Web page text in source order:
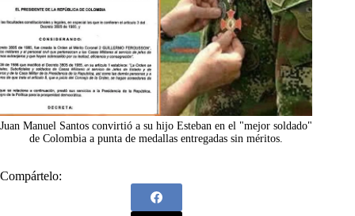
Juan Manuel Santos convirtió a su hijo Esteban en el "mejor soldado"
de Colombia a punta de medallas entregadas sin méritos.
Compártelo: